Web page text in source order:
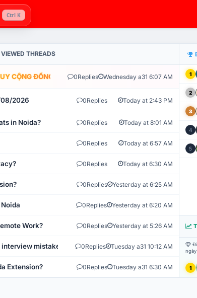
Ctrl K
THREADS
CỘNG ĐỒNG VLIKE.VN: HỆ THỐNG GIÁM SÁT TỰ
0Replies Wednesday a31 6:07 AM
08/2026 0Replies Today at 2:43 PM
in Noida? 0Replies Today at 8:01 AM
0Replies Today at 6:57 AM
0Replies Today at 6:30 AM
0Replies Yesterday at 6:25 AM
0Replies Yesterday at 6:20 AM
Work? 0Replies Yesterday at 5:26 AM
mistakes? 0Replies Tuesday a31 10:12 AM
Extension? 0Replies Tuesday a31 6:30 AM
1
2
3
4
5
1